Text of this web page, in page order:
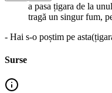
a pasa țigara de la
tragă un singur fum,
- Hai s-o poștim pe
Surse